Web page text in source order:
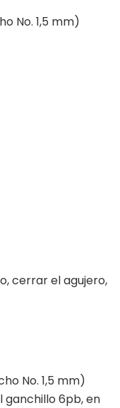
No. 1,5 mm)
cerrar el agujero,
No. 1,5 mm)
ganchillo 6pb, en